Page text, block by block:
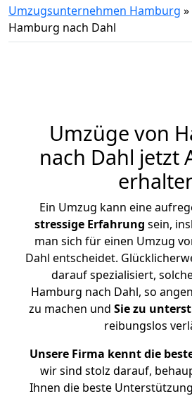
Umzugsunternehmen Hamburg »
Hamburg nach Dahl
Umzüge von
nach Dahl jetzt
Ein Umzug kann eine
stressige Erfahrung sein,
man sich für einen Umzug
Dahl entscheidet.
darauf spezialisiert,
Hamburg nach Dahl, so
zu machen und Sie zu
reibungslos
Unsere Firma kennt die
wir sind stolz darauf,
Ihnen die beste